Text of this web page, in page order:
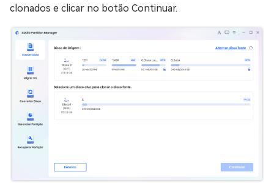
clonados e clicar no botão Continuar.